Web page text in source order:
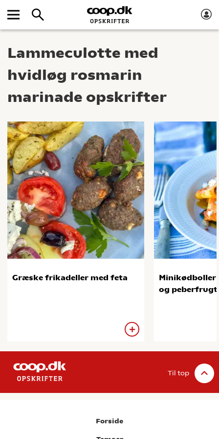
Lammeculotte med
hvidløg rosmarin
marinade opskrifter
Græske frikadeller med feta
Minikødboller
og
Til top
Forside